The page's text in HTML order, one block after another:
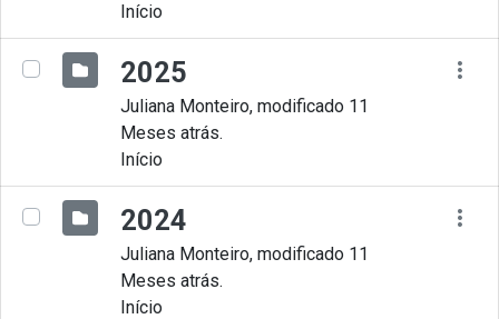
Início
2025
Juliana Monteiro, modificado 11
Meses atrás.
Início
2024
Juliana Monteiro, modificado 11
Meses atrás.
Início